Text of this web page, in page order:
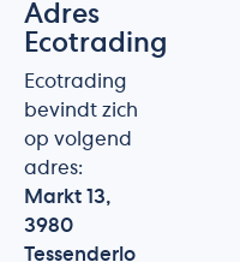
Adres
Ecotrading
Ecotrading
bevindt zich
op volgend
adres:
Markt 13,
3980
Tessenderlo